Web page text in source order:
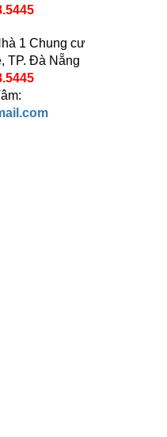
1 Chung cư
TP. Đà Nẵng